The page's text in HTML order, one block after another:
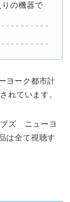
の機器で
ヨーク都市計
れています。
ブズ ニューヨ
は全て視聴す